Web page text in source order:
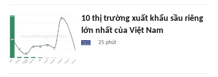
10 thị trường xuất khẩu sầu riêng
lớn nhất của Việt Nam
25 phút